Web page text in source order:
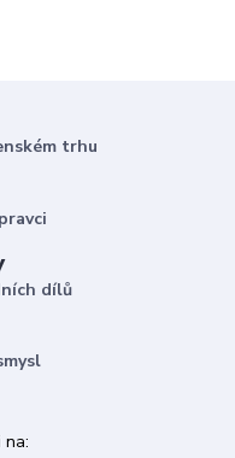
trhu
dílů
na: